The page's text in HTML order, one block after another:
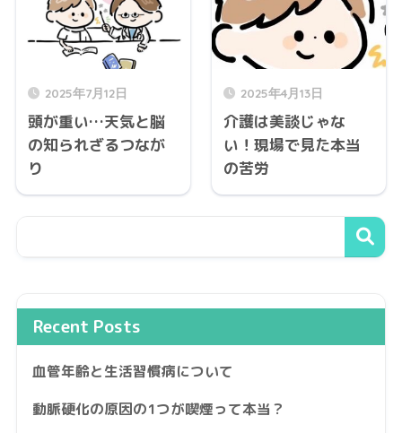
2025年7月12日
頭が重い…天気と脳
の知られざるつなが
り
2025年4月13日
介護は美談じゃな
い！現場で見た本当
の苦労
Recent Posts
血管年齢と生活習慣病について
動脈硬化の原因の1つが喫煙って本当？